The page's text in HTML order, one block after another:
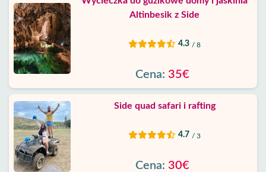
Altinbesik z Side
4.3 / 8
Cena: 35€
Side quad safari i rafting
4.7 / 3
Cena: 30€